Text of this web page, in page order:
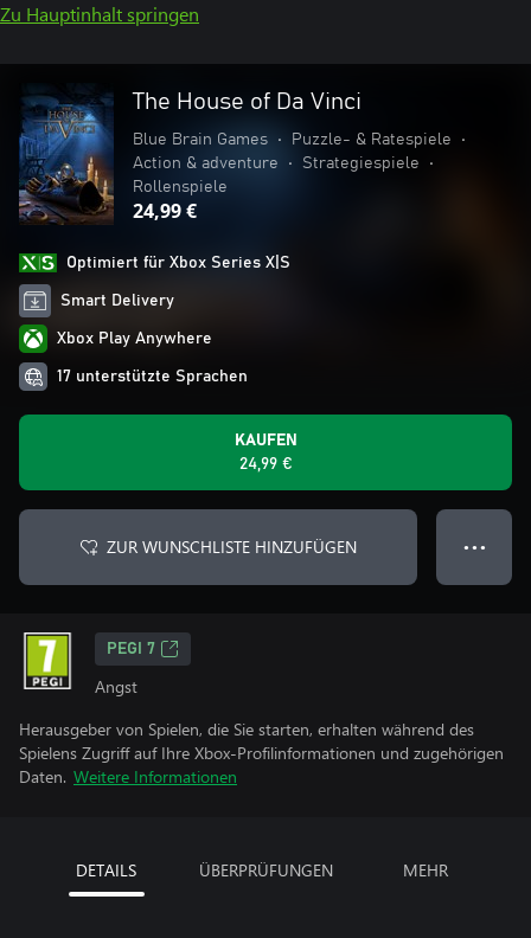
Zu Hauptinhalt springen
The House of Da Vinci
Blue Brain Games • Puzzle- & Ratespiele
•
Action & adventure
• Strategiespiele
•
Rollenspiele
24,99 €
Optimiert für Xbox Series X|S
Smart Delivery
Xbox Play Anywhere
17 unterstützte Sprachen
KAUFEN
24,99 €
ZUR WUNSCHLISTE HINZUFÜGEN ● ● ●
PEGI 7
Angst
Herausgeber von Spielen, die Sie starten, erhalten während des
Spielens Zugriff auf Ihre Xbox-Profilinformationen und zugehörigen
Daten. Weitere Informationen
DETAILS ÜBERPRÜFUNGEN MEHR